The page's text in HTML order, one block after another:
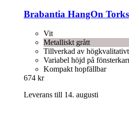
Brabantia HangOn
Vit
Metalliskt grått
Tillverkad av
Variabel höjd på
Kompakt hopfällbar
674 kr
Leverans till 14. augusti